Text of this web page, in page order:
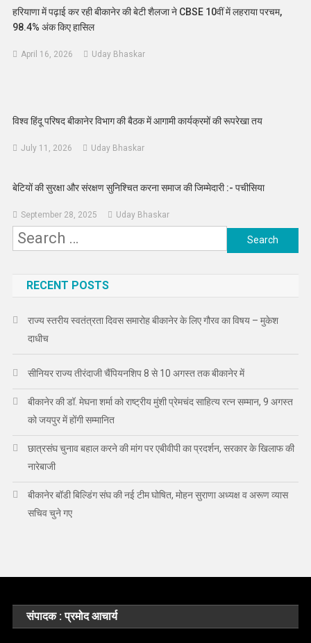
हरियाणा में पढ़ाई कर रही बीकानेर की बेटी शैलजा ने CBSE 10वीं में लहराया परचम,
98.4% अंक किए हासिल
April 16, 2026 Uday Bhaskar
विश्व हिंदू परिषद बीकानेर विभाग की बैठक में आगामी कार्यक्रमों की रूपरेखा तय
July 11, 2026 Uday Bhaskar
बेटियों की सुरक्षा और संरक्षण सुनिश्चित करना समाज की जिम्मेदारी :- पचीसिया
September 28, 2025 Uday Bhaskar
Search
RECENT POSTS
राज्य स्तरीय स्वतंत्रता दिवस समारोह बीकानेर के लिए गौरव का विषय – मुकेश
दाधीच
सीनियर राज्य तीरंदाजी चैंपियनशिप 8 से 10 अगस्त तक बीकानेर में
बीकानेर की डॉ. मेघना शर्मा को राष्ट्रीय मुंशी प्रेमचंद साहित्य रत्न सम्मान, 9 अगस्त
को जयपुर में होंगी सम्मानित
छात्रसंघ चुनाव बहाल करने की मांग पर एबीवीपी का प्रदर्शन, सरकार के खिलाफ की
नारेबाजी
बीकानेर बॉडी बिल्डिंग संघ की नई टीम घोषित, मोहन सुराणा अध्यक्ष व अरूण व्यास
सचिव चुने गए
संपादक : प्रमोद आचार्य